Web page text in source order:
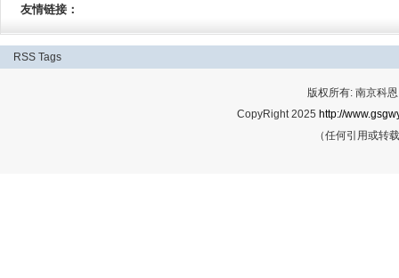
友情链接：
RSS Tags
版权所有: 南京科
CopyRight 2025 http://
（任何引用或转